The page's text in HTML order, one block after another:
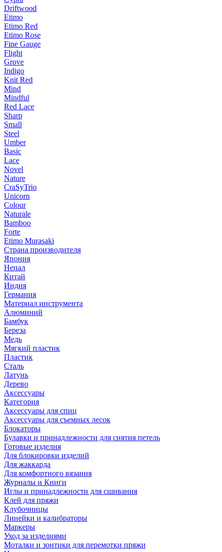
Driftwood
Etimo
Etimo Red
Etimo Rose
Fine Gauge
Flight
Grove
Indigo
Knit Red
Mind
Mindful
Red Lace
Sharp
Small
Steel
Umber
Basic
Lace
Novel
Nature
CraSyTrio
Unicorn
Colour
Naturale
Bamboo
Forte
Etimo Murasaki
Страна производителя
Япония
Непал
Китай
Индия
Германия
Материал инструмента
Алюминий
Бамбук
Береза
Медь
Мягкий пластик
Пластик
Сталь
Латунь
Дерево
Аксессуары
Категория
Аксессуары для спиц
Аксессуары для съемных лесок
Блокаторы
Булавки и принадлежности для снятия петель
Готовые изделия
Для блокировки изделий
Для жаккарда
Для комфортного вязания
Журналы и Книги
Иглы и принадлежности для сшивания
Клей для пряжи
Клубочницы
Линейки и калибраторы
Маркеры
Уход за изделиями
Моталки и зонтики для перемотки пряжи